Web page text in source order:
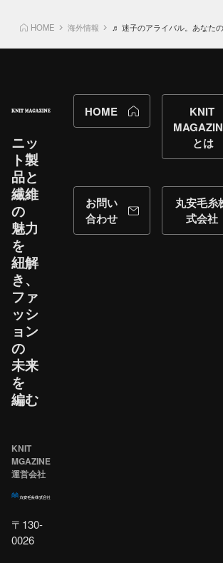
HOME 海外情報 ♬ 迷子のアライバル。あなた
ニッ
ト製
品と​
繊維
の​
魅力
を​
紐解
き、​
ファ
ッシ
ョン
の​
未来
を​
編む
HOME
KNIT
とは
お問い
合わせ
丸安毛糸
式会社
KNIT
MGAZINE
運営会社
〒130-
0026